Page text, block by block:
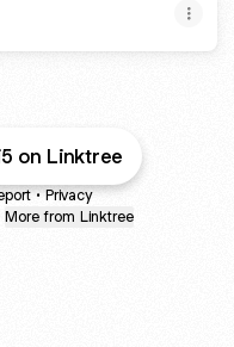
on Linktree
• Privacy
More from Linktree